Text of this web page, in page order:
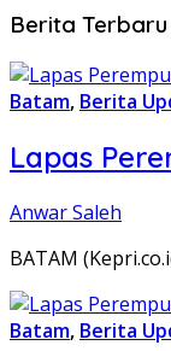
Berita Terbaru
Batam, Berita
Lapas
Anwar Saleh
BATAM
Batam, Berita